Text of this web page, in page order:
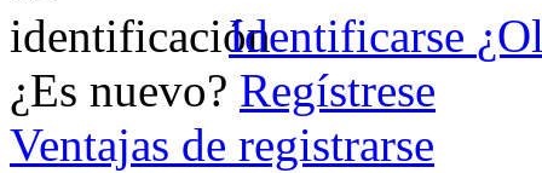
Identificarse
¿Es nuevo? Regístrese
Ventajas de registrarse